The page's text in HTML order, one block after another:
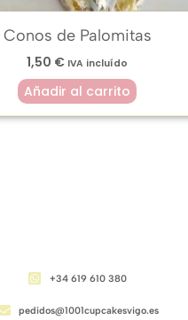
Conos de Palomitas
1,50 € IVA incluído
Añadir al carrito
+34 619 610 380
pedidos@1001cupcakesvigo.es